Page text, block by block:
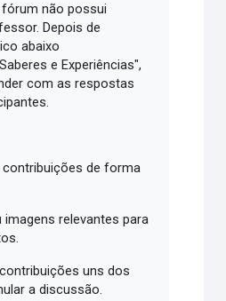
não possui
Depois de
abaixo
e Experiências",
com as respostas
de forma
imagens relevantes para
uns dos
a discussão.